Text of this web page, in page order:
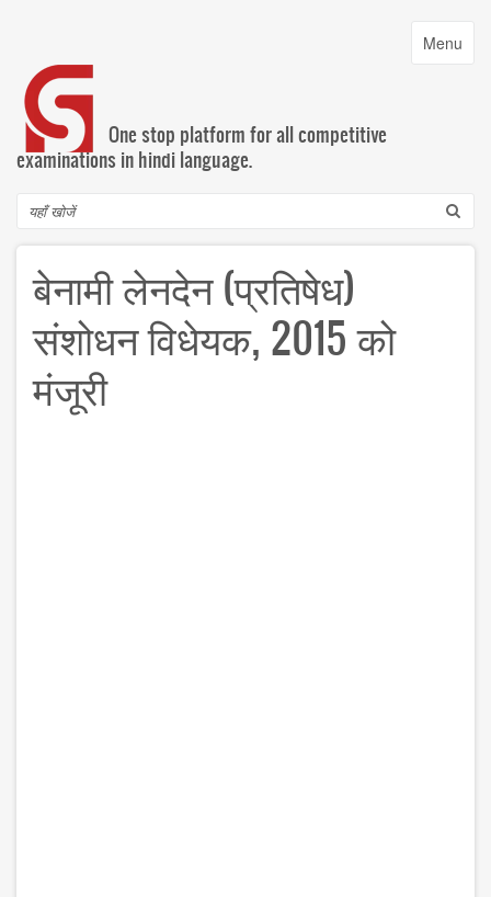
content
Toggle
Menu
One stop platform for all competitive
examinations in hindi language.
Search
बेनामी लेनदेन (प्रतिषेध)
संशोधन विधेयक, 2015 को
मंजूरी